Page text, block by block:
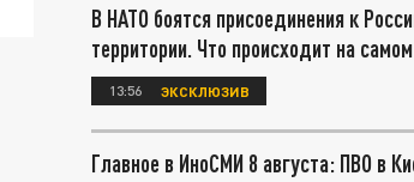
В НАТО боятся присоединения к
территории. Что происходит на
13:56 ЭКСКЛЮЗИВ
Главное в ИноСМИ 8 августа: ПВО в